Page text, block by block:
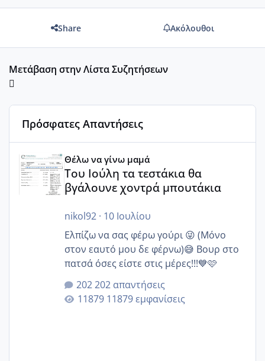
Share Ακόλουθοι
Μετάβαση στην Λίστα Συζητήσεων
Πρόσφατες Απαντήσεις
Θέλω να γίνω μαμά
Του Ιούλη τα τεστάκια θα
βγάλουνε χοντρά μπουτάκια
nikol92· 10 Ιουλίου
Ελπίζω να σας φέρω γούρι 😜 (Μόνο
στον εαυτό μου δε φέρνω)😅 Βουρ στο
πατσά όσες είστε στις μέρες!!!💙🩷
202 απαντήσεις
11879 εμφανίσεις